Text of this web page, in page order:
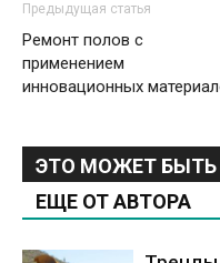
Предыдущая статья
Ремонт полов с
применением
инновационных
ЭТО МОЖЕТ БЫТЬ
ЕЩЕ ОТ АВТОРА